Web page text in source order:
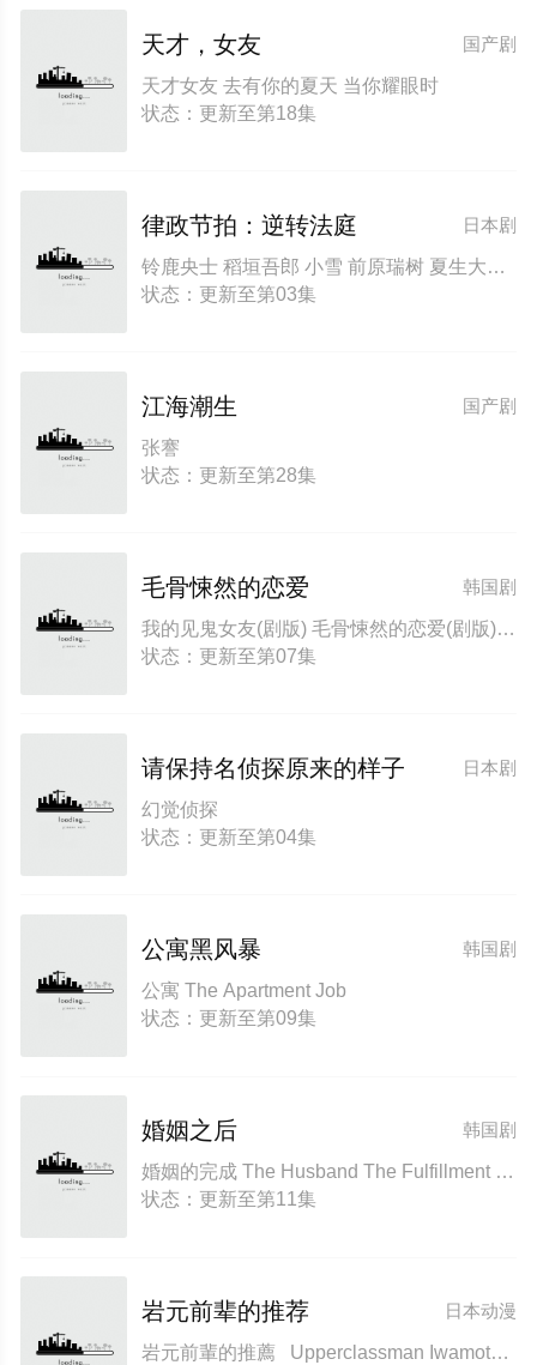
国产剧
天才，女友
天才女友 去有你的夏天 当你耀眼时
状态：更新至第18集
日本剧
律政节拍：逆转法庭
铃鹿央士 稻垣吾郎 小雪 前原瑞树 夏生大湖 伊藤万理华 田中哲司
状态：更新至第03集
国产剧
江海潮生
张謇
状态：更新至第28集
韩国剧
毛骨悚然的恋爱
我的见鬼女友(剧版) 毛骨悚然的恋爱(剧版) 오싹한 연애: 나를 찾아줘 Chilling Romance: Find Me Chilling Romance Spellbound Spooky in Love
状态：更新至第07集
日本剧
请保持名侦探原来的样子
幻觉侦探
状态：更新至第04集
韩国剧
公寓黑风暴
公寓 The Apartment Job
状态：更新至第09集
韩国剧
婚姻之后
婚姻的完成 The Husband The Fulfillment of Marriage
状态：更新至第11集
日本动漫
岩元前辈的推荐
岩元前輩的推薦 Upperclassman Iwamoto's Recommendation Iwamoto Senpai no Suisen IWAMOTO-SENPAI NO SUISEN